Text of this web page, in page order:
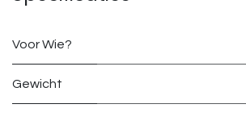
Voor Wie?
Gewicht